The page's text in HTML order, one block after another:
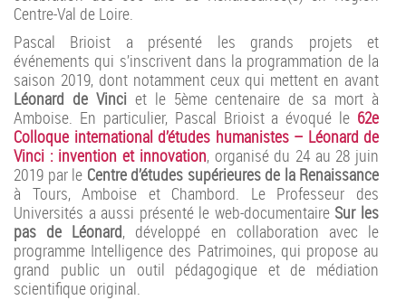
Centre-Val de Loire.
Pascal Brioist a présenté les grands projets et
événements qui s’inscrivent dans la programmation de la
saison 2019, dont notamment ceux qui mettent en avant
Léonard de Vinci et le 5ème centenaire de sa mort à
Amboise. En particulier, Pascal Brioist a évoqué le 62e
Colloque international d’études humanistes – Léonard de
Vinci : invention et innovation, organisé du 24 au 28 juin
2019 par le Centre d’études supérieures de la Renaissance
à Tours, Amboise et Chambord. Le Professeur des
Universités a aussi présenté le web-documentaire Sur les
pas de Léonard, développé en collaboration avec le
programme Intelligence des Patrimoines, qui propose au
grand public un outil pédagogique et de médiation
scientifique original.